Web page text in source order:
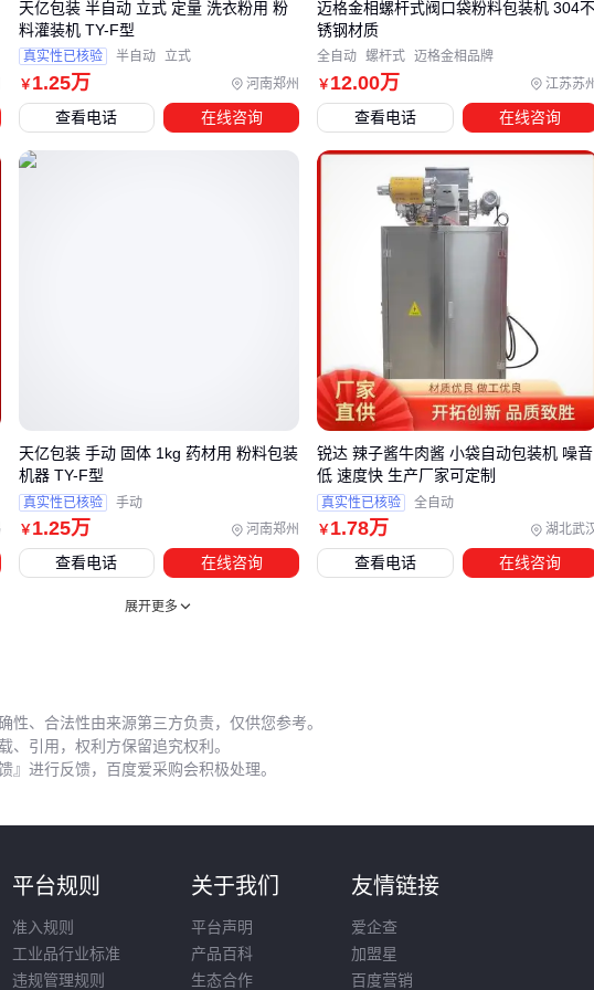
配套除尘系统处理残余粉尘。尤其当粉料流动性差异较大时，
牵引机出口与计量秤的对接部位易形成粉尘堆积，需要负压吸
尘装置保持接口清洁。
气动元件
在此环节承担关键作用：既为牵引机提供稳定动
力，也控制除尘阀门的启闭时序。模块化设计的组合元件能简
化管路布局，减少粉尘在复杂管路中的沉积风险。
适合流动性差的粘性粉体，但需注意牵引速度
对超细粉更精准，但要求牵引机具备更灵敏
吨包秤需配合牵引机的行程调整包装袋定位精度
建议在采购牵引机时同步确认接口标准：除尘系统的法兰口
径、计量设备的通讯协议等细节差异，可能影响后续系统集成
的兼容性。
五、如何通过日常维护避免粉料结块影响牵引精度？
每月检查负压吸附孔的堵塞情况
雨季或高湿环境缩短维护间隔至原周期的1/2
在气动回路加装压力监测表
定期更换过滤器防止粉尘进入电磁阀
备用一组快速接头应对突发气管更换
￥1.25万 河南郑州
天亿包装 半自动 立式 定量 洗衣粉用 粉
料灌装机 TY-F型
真实性已核验 半自动 立式
查看电话 在线咨询
￥12.00万 江苏苏
迈格金相螺杆式阀口袋粉料包装机 304
锈钢材质
全自动 螺杆式 迈格金相品牌
查看电话 在线咨询
￥ 1.25万 河南郑州
天亿包装 手动 固体 1kg 药材用 粉料包装
机器 TY-F型
真实性已核验 手动
查看电话 在线咨询
￥ 1.78万 湖北武
锐达 辣子酱牛肉酱 小袋自动包装机 噪音
低 速度快 生产厂家可定制
真实性已核验 全自动
查看电话 在线咨询
展开更多
性、合法性由来源第三方负责，仅供您参考。
、引用，权利方保留追究权利。
进行反馈，百度爱采购会积极处理。
平台规则
准入规则
工业品行业标准
违规管理规则
关于我们
平台声明
产品百科
生态合作
友情链接
爱企查
加盟星
百度营销